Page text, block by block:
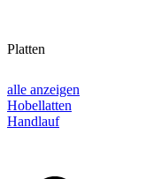
alle anzeigen
Hobellatten
Handlauf
Platten